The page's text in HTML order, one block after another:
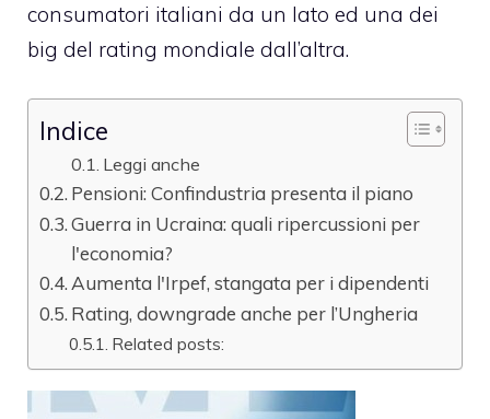
consumatori italiani da un lato ed una dei
big del rating mondiale dall’altra.
Indice
Leggi anche
Pensioni: Confindustria presenta il piano
Guerra in Ucraina: quali ripercussioni per
l'economia?
Aumenta l'Irpef, stangata per i dipendenti
Rating, downgrade anche per l’Ungheria
Related posts: